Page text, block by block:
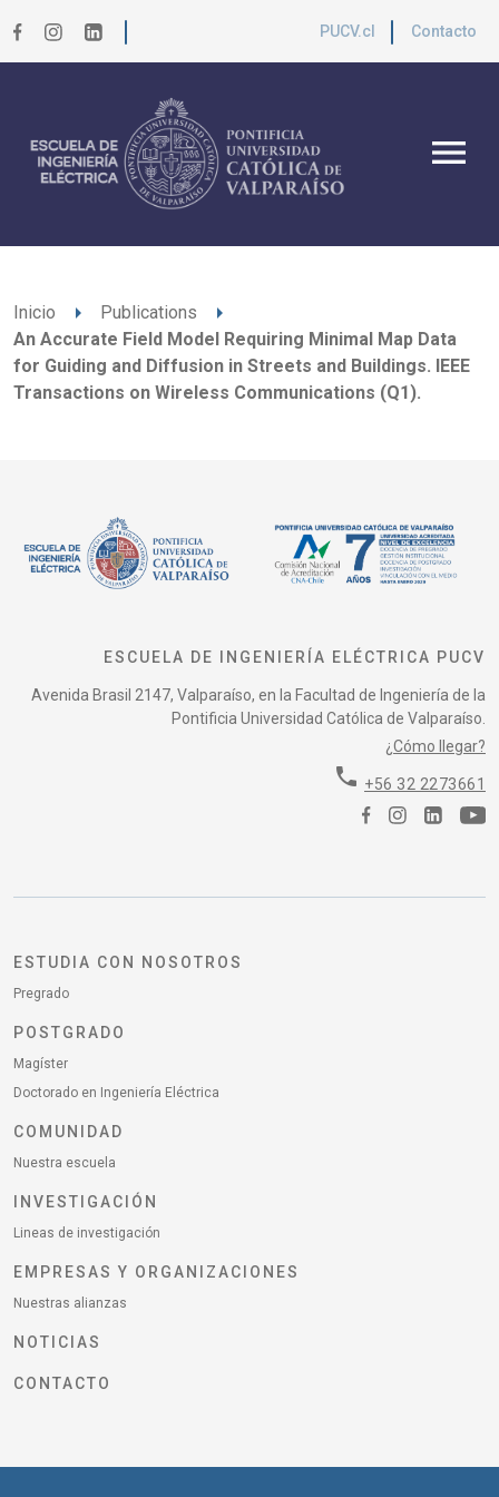
PUCV.cl Contacto
menu
Inicio arrow_right Publications arrow_right
An Accurate Field Model Requiring Minimal Map Data
for Guiding and Diffusion in Streets and Buildings. IEEE
Transactions on Wireless Communications (Q1).
ESCUELA DE INGENIERÍA ELÉCTRICA PUCV
Avenida Brasil 2147, Valparaíso, en la Facultad de Ingeniería de la
Pontificia Universidad Católica de Valparaíso.
¿Cómo llegar?
phone +56 32 2273661
ESTUDIA CON NOSOTROS
Pregrado
POSTGRADO
Magíster
Doctorado en Ingeniería Eléctrica
COMUNIDAD
Nuestra escuela
INVESTIGACIÓN
Lineas de investigación
EMPRESAS Y ORGANIZACIONES
Nuestras alianzas
NOTICIAS
CONTACTO